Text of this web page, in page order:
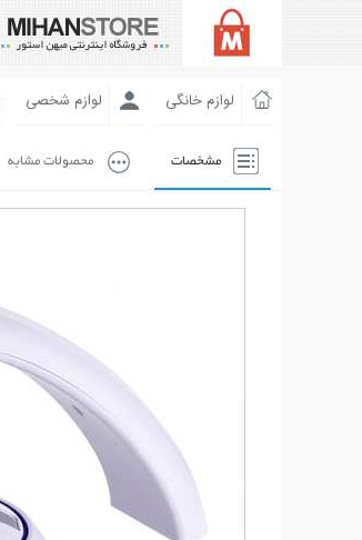
لوازم خانگی لوازم شخصی
مشخصات محصولات مشابه